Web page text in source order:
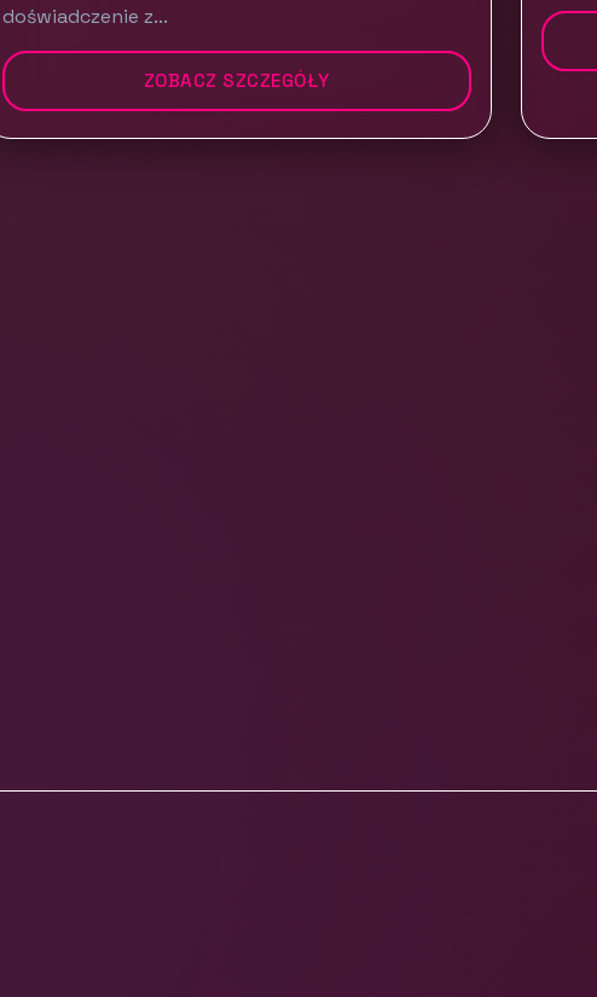
doświadczenie z...
ZOBACZ SZCZEGÓŁY